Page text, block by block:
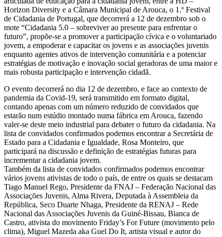
Horizon Diversity e a Câmara Municipal de Arouca, o 1.º Festival
de Cidadania de Portugal, que decorrerá a 12 de dezembro sob o
mote “Cidadania 5.0 – sobreviver ao presente para enfrentar o
futuro”, propõe-se a promover a participação cívica e o voluntariado
jovem, a empoderar e capacitar os jovens e as associações juvenis
enquanto agentes ativos de intervenção comunitária e a potenciar
estratégias de motivação e inovação social geradoras de uma maior e
mais robusta participação e intervenção cidadã.
O evento decorrerá no dia 12 de dezembro, e face ao contexto de
pandemia da Covid-19, será transmitido em formato digital,
contando apenas com um número reduzido de convidados que
estarão num estúdio montado numa fábrica em Arouca, fazendo
valer-se deste meio industrial para debater o futuro da cidadania. Na
lista de convidados confirmados podemos encontrar a Secretária de
Estado para a Cidadania e Igualdade, Rosa Monteiro, que
participará na discussão e definição de estratégias futuras para
incrementar a cidadania jovem.
Também da lista de convidados confirmados podemos encontrar
vários jovens ativistas de todo o país, de entre os quais se destacam
Tiago Manuel Rego, Presidente da FNAJ – Federação Nacional das
Associações Juvenis, Alma Rivera, Deputada à Assembleia da
República, Seco Duarte Nhaga, Presidente da RENAJ – Rede
Nacional das Associações Juvenis da Guiné-Bissau, Bianca de
Castro, ativista do movimento Friday’s For Future (movimento pelo
clima), Miguel Mazeda aka Guel Do It, artista visual e autor do